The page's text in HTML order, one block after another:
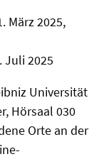
März 2025,
Juli 2025
Universität
Hörsaal 030
Orte an der